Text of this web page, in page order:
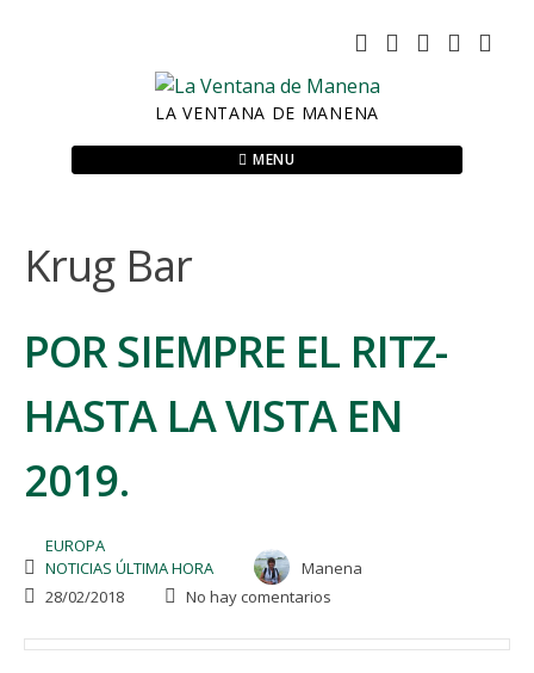
LA VENTANA DE MANENA
MENU
Krug Bar
POR SIEMPRE EL RITZ-
HASTA LA VISTA EN
2019.
EUROPA
NOTICIAS ÚLTIMA HORA
Manena
28/02/2018
No hay comentarios